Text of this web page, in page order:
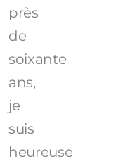
près
de
soixante
ans,
je
suis
heureuse